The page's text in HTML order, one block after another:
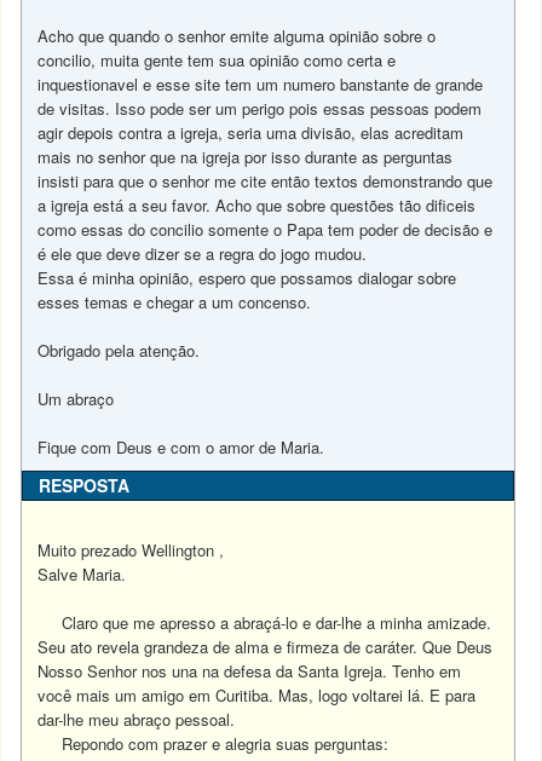
Acho que quando o senhor emite alguma opinião sobre o
concilio, muita gente tem sua opinião como certa e
inquestionavel e esse site tem um numero banstante de grande
de visitas. Isso pode ser um perigo pois essas pessoas podem
agir depois contra a igreja, seria uma divisão, elas acreditam
mais no senhor que na igreja por isso durante as perguntas
insisti para que o senhor me cite então textos demonstrando que
a igreja está a seu favor. Acho que sobre questões tão dificeis
como essas do concilio somente o Papa tem poder de decisão e
é ele que deve dizer se a regra do jogo mudou.
Essa é minha opinião, espero que possamos dialogar sobre
esses temas e chegar a um concenso.
Obrigado pela atenção.
Um abraço
Fique com Deus e com o amor de Maria.
RESPOSTA
Muito prezado Wellington ,
Salve Maria.
Claro que me apresso a abraçá-lo e dar-lhe a minha amizade.
Seu ato revela grandeza de alma e firmeza de caráter. Que Deus
Nosso Senhor nos una na defesa da Santa Igreja. Tenho em
você mais um amigo em Curitiba. Mas, logo voltarei lá. E para
dar-lhe meu abraço pessoal.
Repondo com prazer e alegria suas perguntas: